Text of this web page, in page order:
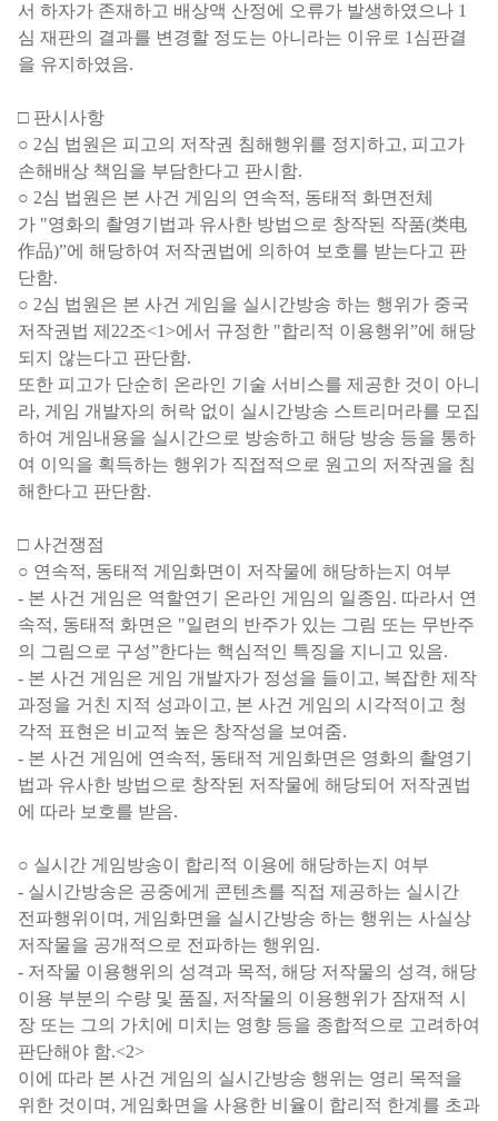
서 하자가 존재하고 배상액 산정에 오류가 발생하였으나 1
심 재판의 결과를 변경할 정도는 아니라는 이유로 1 심판결
을 유지하였음.
□ 판시사항
○ 2심 법원은 피고의 저작권 침해행위를 정지하고, 피고가
손해배상 책임을 부담한다고 판시함.
○ 2심 법원은 본 사건 게임의 연속적, 동태적 화면전체
가 "영화의 촬영기법과 유사한 방법으로 창작된 작품(类电
作品)”에 해당하여 저작권법에 의하여 보호를 받는다고 판
단함.
○ 2심 법원은 본 사건 게임을 실시간방송 하는 행위가 중국
저작권법 제 22조<1>에서 규정한 "합리적 이용행위 ”에 해당
되지 않는다고 판단함.
또한 피고가 단순히 온라인 기술 서비스를 제공한 것이 아니
라, 게임 개발자의 허락 없이 실시간방송 스트리머라를 모집
하여 게임내용을 실시간으로 방송하고 해당 방송 등을 통하
여 이익을 획득하는 행위가 직접적으로 원고의 저작권을 침
해한다고 판단함.
□ 사건쟁점
○ 연속적, 동태적 게임화면이 저작물에 해당하는지 여부
- 본 사건 게임은 역할연기 온라인 게임의 일종임. 따라서 연
속적, 동태적 화면은 "일련의 반주가 있는 그림 또는 무반주
의 그림으로 구성”한다는 핵심적인 특징을 지니고 있음.
- 본 사건 게임은 게임 개발자가 정성을 들이고, 복잡한 제작
과정을 거친 지적 성과이고, 본 사건 게임의 시각적이고 청
각적 표현은 비교적 높은 창작성을 보여줌.
- 본 사건 게임에 연속적, 동태적 게임화면은 영화의 촬영기
법과 유사한 방법으로 창작된 저작물에 해당되어 저작권법
에 따라 보호를 받음.
○ 실시간 게임방송이 합리적 이용에 해당하는지 여부
- 실시간방송은 공중에게 콘텐츠를 직접 제공하는 실시간
전파행위이며 , 게임화면을 실시간방송 하는 행위는 사실상
저작물을 공개적으로 전파하는 행위임.
- 저작물 이용행위의 성격과 목적, 해당 저작물의 성격, 해당
이용 부분의 수량 및 품질, 저작물의 이용행위가 잠재적 시
장 또는 그의 가치에 미치는 영향 등을 종합적으로 고려하여
판단해야 함.<2>
이에 따라 본 사건 게임의 실시간방송 행위는 영리 목적을
위한 것이며 , 게임화면을 사용한 비율이 합리적 한계를 초과